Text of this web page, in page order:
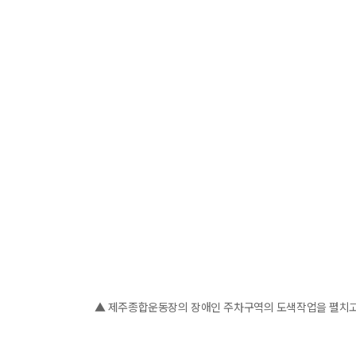
▲ 제주종합운동장의 장애인 주차구역의 도색작업을 펼치